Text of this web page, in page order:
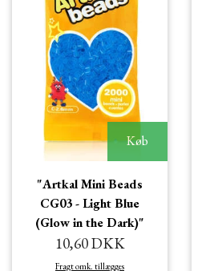
Køb
"Artkal Mini Beads
CG03 - Light Blue
(Glow in the Dark)"
10,60 DKK
Fragt omk. tillægges